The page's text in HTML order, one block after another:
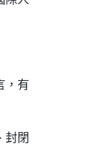
，有
封閉